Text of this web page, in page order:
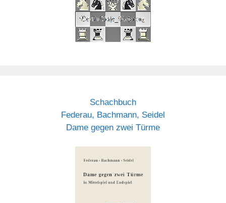
Schachbuch
Federau, Bachmann, Seidel
Dame gegen zwei Türme